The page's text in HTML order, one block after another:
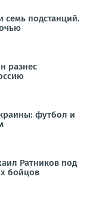
семь подстанций.
разнес
футбол и
Ратников под
бойцов